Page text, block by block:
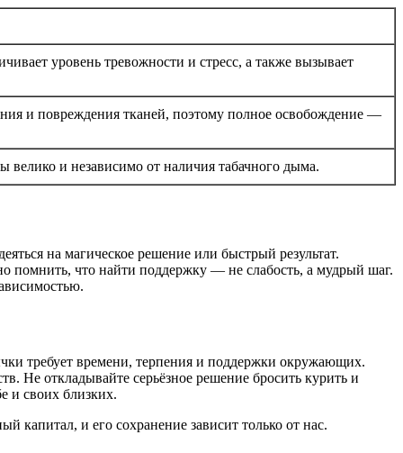
уровень тревожности и стресс, а также вызывает
и повреждения тканей, поэтому полное освобождение —
велико и независимо от наличия табачного дыма.
на магическое решение или быстрый результат.
помнить, что найти поддержку — не слабость, а мудрый шаг.
требует времени, терпения и поддержки окружающих.
Не откладывайте серьёзное решение бросить курить и
и своих близких.
капитал, и его сохранение зависит только от нас.